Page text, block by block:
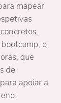
mapear
o
que
de
apoiar a